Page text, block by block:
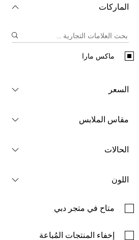
الماركات
ماكس مارا
السعر
مقاس الملابس
الحالات
اللون
متاح في متجر دبي
إخفاء المنتجات المُباعة